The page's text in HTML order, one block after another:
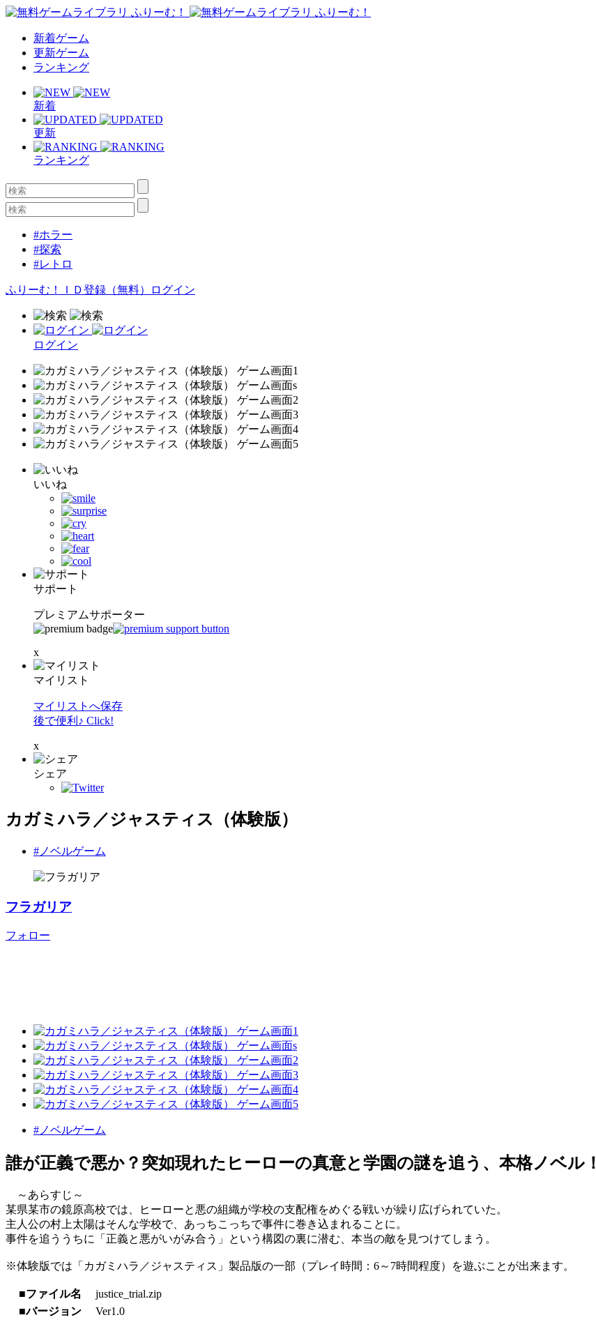
新着ゲーム
更新ゲーム
ランキング
新着
更新
ランキング
#ホラー
#探索
#レトロ
ふりーむ！ＩＤ登録（無料） ログイン
ログイン
いいね
サポート
プレミアムサポーター
x
マイリスト
マイリストへ保存
後で便利♪ Click!
x
シェア
カガミハラ／ジャスティス（体験版）
#ノベルゲーム
フラガリア
フォロー
#ノベルゲーム
誰が正義で悪か？突如現れたヒーローの真意と学園の謎を追う、本格ノベル！
～あらすじ～
某県某市の鏡原高校では、ヒーローと悪の組織が学校の支配権をめぐる戦いが繰り広げられていた。
主人公の村上太陽はそんな学校で、あっちこっちで事件に巻き込まれることに。
事件を追ううちに「正義と悪がいがみ合う」という構図の裏に潜む、本当の敵を見つけてしまう。
※体験版では「カガミハラ／ジャスティス」製品版の一部（プレイ時間：6～7時間程度）を遊ぶことが出来ます。
■ファイル名
justice_trial.zip
■バージョン
Ver1.0